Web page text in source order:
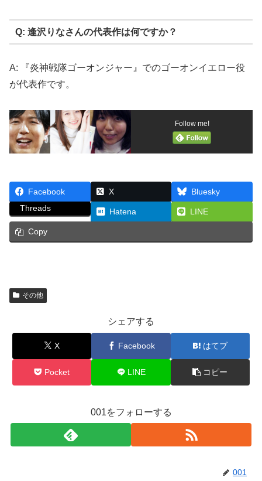
Q: 逢沢りなさんの代表作は何ですか？
A: 『炎神戦隊ゴーオンジャー』でのゴーオンイエロー役
が代表作です。
Follow me!
Facebook X
Bluesky
Threads
Hatena LINE
Copy
その他
シェアする
X Facebook はてブ
Pocket LINE コピー
001をフォローする
001